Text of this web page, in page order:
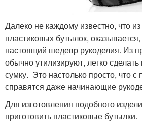
Далеко не каждому известно, что
пластиковых бутылок,
настоящий шедевр рукоделия. Из
обычно утилизируют, легко
сумку. Это настолько просто, что с
справятся даже начинающие
Для изготовления подобного
приготовить пластиковые бутылки.